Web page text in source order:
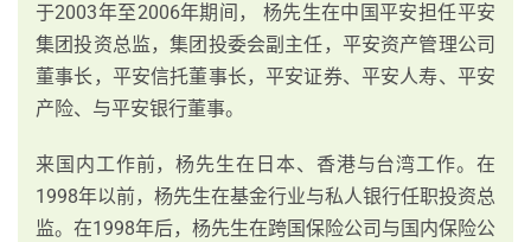
于2003年至2006年期间， 杨先生在中国平安担任平安
集团投资总监，集团投委会副主任，平安资产管理公司
董事长，平安信托董事长，平安证券、平安人寿、平安
产险、与平安银行董事。
来国内工作前，杨先生在日本、香港与台湾工作。在
1998年以前，杨先生在基金行业与私人银行任职投资总
监。在1998年后，杨先生在跨国保险公司与国内保险公